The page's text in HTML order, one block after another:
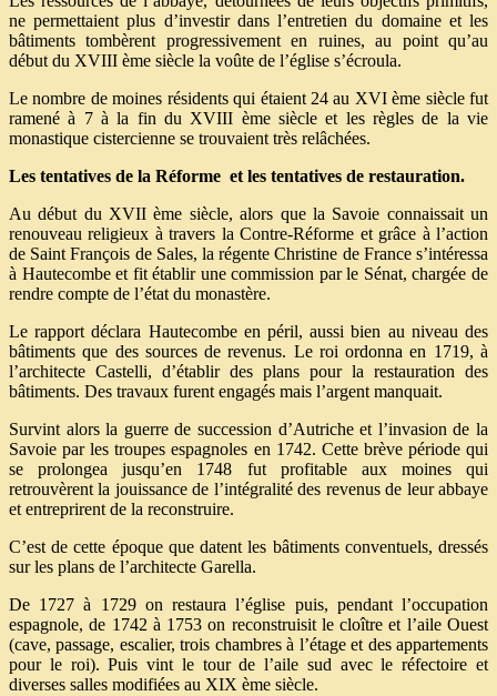
ne permettaient plus d’investir dans l’entretien du domaine et les
bâtiments tombèrent progressivement en ruines, au point qu’au
début du XVIII ème siècle la voûte de l’église s’écroula.
Le nombre de moines résidents qui étaient 24 au XVI ème siècle fut
ramené à 7 à la fin du XVIII ème siècle et les règles de la vie
monastique cistercienne se trouvaient très relâchées.
Les tentatives de la Réforme et les tentatives de restauration.
Au début du XVII ème siècle, alors que la Savoie connaissait un
renouveau religieux à travers la Contre-Réforme et grâce à l’action
de Saint François de Sales, la régente Christine de France s’intéressa
à Hautecombe et fit établir une commission par le Sénat, chargée de
rendre compte de l’état du monastère.
Le rapport déclara Hautecombe en péril, aussi bien au niveau des
bâtiments que des sources de revenus. Le roi ordonna en 1719, à
l’architecte Castelli, d’établir des plans pour la restauration des
bâtiments. Des travaux furent engagés mais l’argent manquait.
Survint alors la guerre de succession d’Autriche et l’invasion de la
Savoie par les troupes espagnoles en 1742. Cette brève période qui
se prolongea jusqu’en 1748 fut profitable aux moines qui
retrouvèrent la jouissance de l’intégralité des revenus de leur abbaye
et entreprirent de la reconstruire.
C’est de cette époque que datent les bâtiments conventuels, dressés
sur les plans de l’architecte Garella.
De 1727 à 1729 on restaura l’église puis, pendant l’occupation
espagnole, de 1742 à 1753 on reconstruisit le cloître et l’aile Ouest
(cave, passage, escalier, trois chambres à l’étage et des appartements
pour le roi). Puis vint le tour de l’aile sud avec le réfectoire et
diverses salles modifiées au XIX ème siècle.